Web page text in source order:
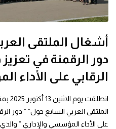
أشغال الملتقى
دور الرقمنة في تعزيز
الرقابي على الأداء
الملتقى العربي السابع حول” ” دور
على الأداء المؤسسي والإداري ”